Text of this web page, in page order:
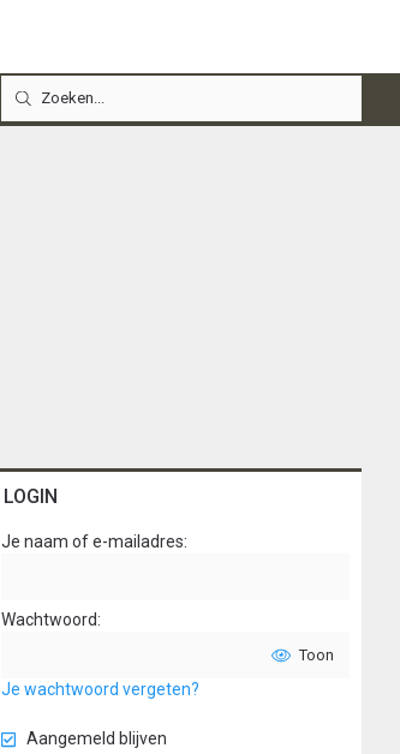
LOGIN
Je naam of e-mailadres
Wachtwoord
Toon
Je wachtwoord vergeten?
Aangemeld blijven